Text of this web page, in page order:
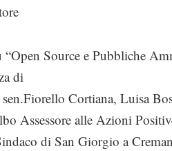
“Open Source e Pubbliche
di
Cortiana, Luisa
Assessore alle Azioni
di San Giorgio a